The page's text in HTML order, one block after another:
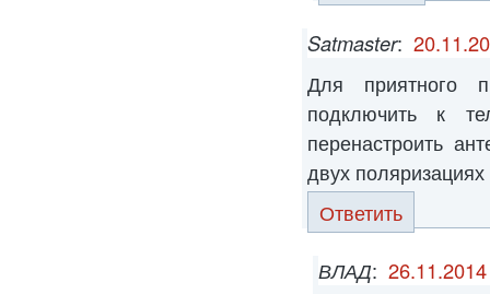
Satmaster:
Для приятного
подключить к
перенастроить
двух
Ответить
ВЛАД: